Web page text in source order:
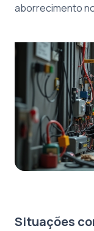
aborrecimento
Situações